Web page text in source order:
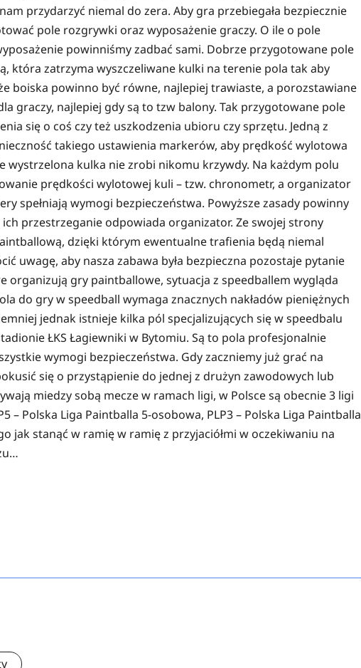
przydarzyć niemal do zera. Aby gra przebiegała bezpiecznie
pole rozgrywki oraz wyposażenie graczy. O ile o pole
powinniśmy zadbać sami. Dobrze przygotowane pole
która zatrzyma wyszczeliwane kulki na terenie pola tak aby
boiska powinno być równe, najlepiej trawiaste, a porozstawiane
graczy, najlepiej gdy są to tzw balony. Tak przygotowane pole
się o coś czy też uszkodzenia ubioru czy sprzętu. Jedną z
takiego ustawienia markerów, aby prędkość wylotowa
wystrzelona kulka nie zrobi nikomu krzywdy. Na każdym polu
prędkości wylotowej kuli – tzw. chronometr, a organizator
spełniają wymogi bezpieczeństwa. Powyższe zasady powinny
przestrzeganie odpowiada organizator. Ze swojej strony
dzięki którym ewentualne trafienia będą niemal
uwagę, aby nasza zabawa była bezpieczna pozostaje pytanie
organizują gry paintballowe, sytuacja z speedballem wygląda
do gry w speedball wymaga znacznych nakładów pieniężnych
jednak istnieje kilka pól specjalizujących się w speedbalu
ŁKS Łagiewniki w Bytomiu. Są to pola profesjonalnie
wymogi bezpieczeństwa. Gdy zaczniemy już grać na
się o przystąpienie do jednej z drużyn zawodowych lub
miedzy sobą mecze w ramach ligi, w Polsce są obecnie 3 ligi
– Polska Liga Paintballa 5-osobowa, PLP3 – Polska Liga Paintballa
jak stanąć w ramię w ramię z przyjaciółmi w oczekiwaniu na